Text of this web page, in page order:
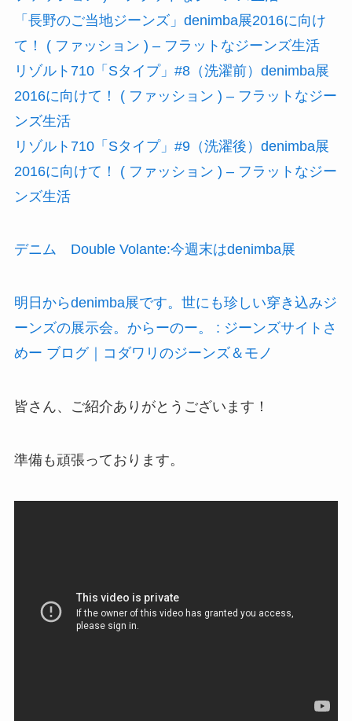
「長野のご当地ジーンズ」denimba展2016に向け
て！ ( ファッション ) – フラットなジーンズ生活
リゾルト710「Sタイプ」#8（洗濯前）denimba展
2016に向けて！ ( ファッション ) – フラットなジー
ンズ生活
リゾルト710「Sタイプ」#9（洗濯後）denimba展
2016に向けて！ ( ファッション ) – フラットなジー
ンズ生活
デニム Double Volante:今週末はdenimba展
明日からdenimba展です。世にも珍しい穿き込みジ
ーンズの展示会。からーのー。 : ジーンズサイトさ
めー ブログ｜コダワリのジーンズ＆モノ
皆さん、ご紹介ありがとうございます！
準備も頑張っております。